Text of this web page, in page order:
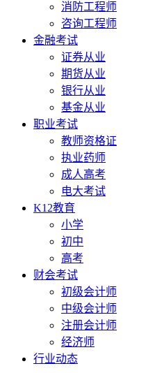
消防工程师
咨询工程师
金融考试
证券从业
期货从业
银行从业
基金从业
职业考试
教师资格证
执业药师
成人高考
电大考试
K12教育
小学
初中
高考
财会考试
初级会计师
中级会计师
注册会计师
经济师
行业动态